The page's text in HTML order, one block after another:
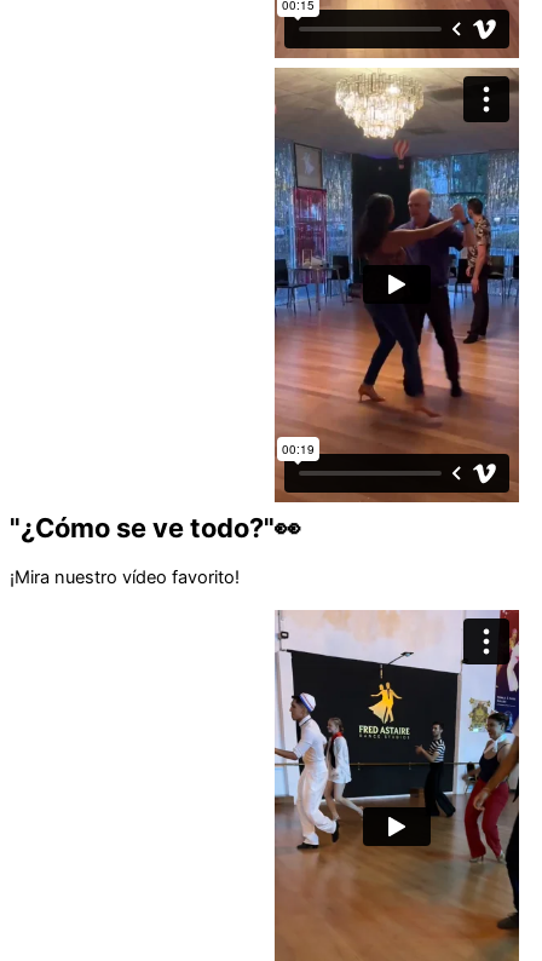
"¿Cómo se ve todo?"👀​
¡Mira nuestro vídeo favorito!